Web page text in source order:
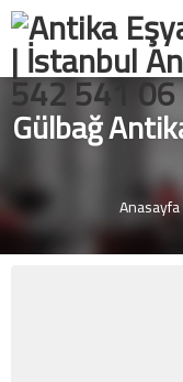
Gülbağ
Anasayfa